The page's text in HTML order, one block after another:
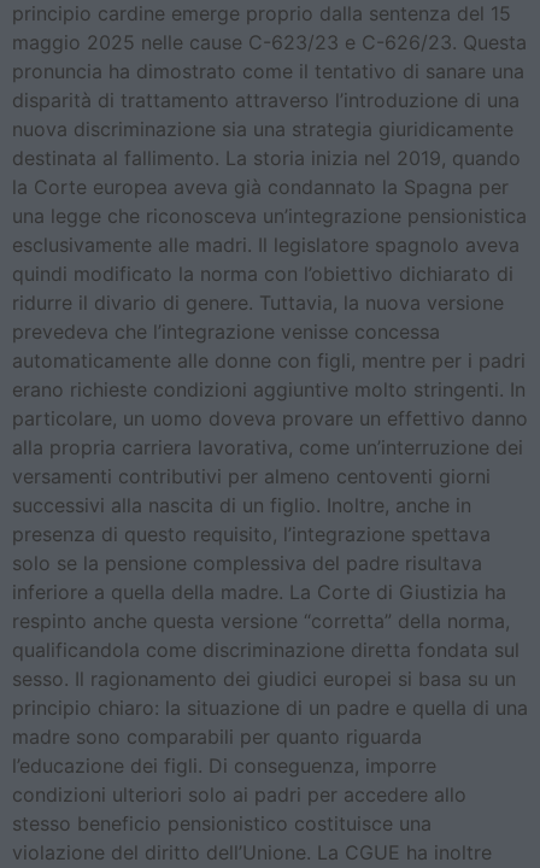
principio cardine emerge proprio dalla sentenza del 15
maggio 2025 nelle cause C-623/23 e C-626/23. Questa
pronuncia ha dimostrato come il tentativo di sanare una
disparità di trattamento attraverso l’introduzione di una
nuova discriminazione sia una strategia giuridicamente
destinata al fallimento. La storia inizia nel 2019, quando
la Corte europea aveva già condannato la Spagna per
una legge che riconosceva un’integrazione pensionistica
esclusivamente alle madri. Il legislatore spagnolo aveva
quindi modificato la norma con l’obiettivo dichiarato di
ridurre il divario di genere. Tuttavia, la nuova versione
prevedeva che l’integrazione venisse concessa
automaticamente alle donne con figli, mentre per i padri
erano richieste condizioni aggiuntive molto stringenti. In
particolare, un uomo doveva provare un effettivo danno
alla propria carriera lavorativa, come un’interruzione dei
versamenti contributivi per almeno centoventi giorni
successivi alla nascita di un figlio. Inoltre, anche in
presenza di questo requisito, l’integrazione spettava
solo se la pensione complessiva del padre risultava
inferiore a quella della madre. La Corte di Giustizia ha
respinto anche questa versione “corretta” della norma,
qualificandola come discriminazione diretta fondata sul
sesso. Il ragionamento dei giudici europei si basa su un
principio chiaro: la situazione di un padre e quella di una
madre sono comparabili per quanto riguarda
l’educazione dei figli. Di conseguenza, imporre
condizioni ulteriori solo ai padri per accedere allo
stesso beneficio pensionistico costituisce una
violazione del diritto dell’Unione. La CGUE ha inoltre